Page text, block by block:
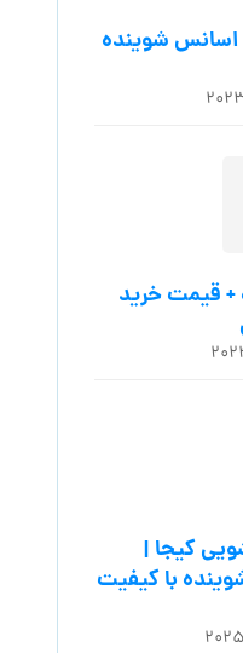
اسانس شوینده
+ قیمت خرید
کیجا |
با کیفیت